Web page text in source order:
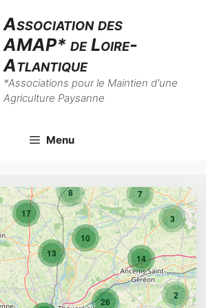
Association des
AMAP* de Loire-
Atlantique
*Associations pour le Maintien d'une
Agriculture Paysanne
Menu
7
8
3
2
14
17
10
26
13